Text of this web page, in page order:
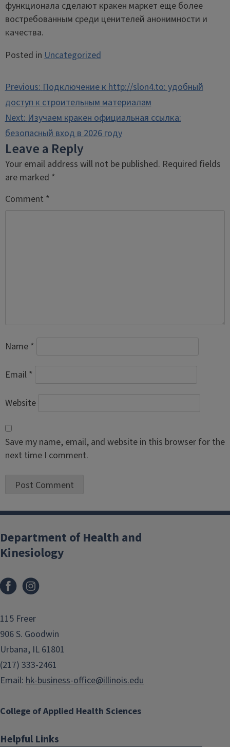
функционала сделают кракен маркет еще более
востребованным среди ценителей анонимности и
качества.
Posted inUncategorized
Post
navigation
Previous:Подключение к http://slon4.to: удобный
доступ к строительным материалам
Next:Изучаем кракен официальная ссылка:
безопасный вход в 2026 году
Leave a Reply
Your email address will not be published. Required fields
are marked *
Comment *
Name *
Email *
Website
Save my name, email, and website in this browser for the
next time I comment.
Department of Health and
Kinesiology
Facebook
115 Freer
906 S. Goodwin
Urbana, IL 61801
(217) 333-2461
Email: hk-business-office@illinois.edu
College of Applied Health Sciences
Helpful Links